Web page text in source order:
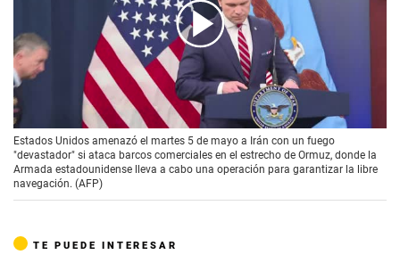
00:00 01:58
Estados Unidos amenazó el martes 5 de mayo a Irán con un fuego
"devastador" si ataca barcos comerciales en el estrecho de Ormuz, donde la
Armada estadounidense lleva a cabo una operación para garantizar la libre
navegación. (AFP)
TE PUEDE INTERESAR